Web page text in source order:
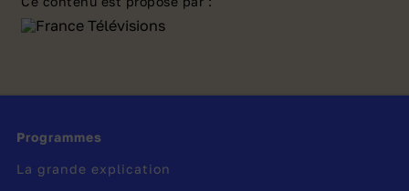
coexistence d'un monde mystique par la
« Mon rêve familier » librement interprété par
Zoxea
Programmes
La grande explication